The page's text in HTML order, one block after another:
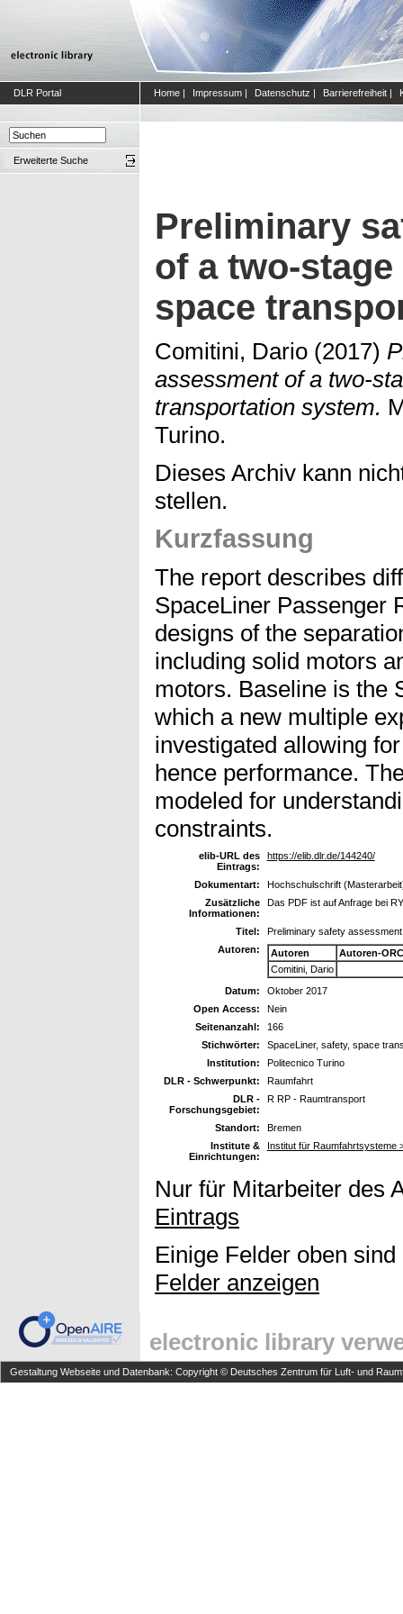
DLR Portal Home | Impressum | Datenschutz | Barrierefreiheit |
Erweiterte Suche
Preliminary
of a two-
space
Comitini, Dario (2017)
assessment of a two-
transportation system.
Turino.
Dieses Archiv kann
stellen.
Kurzfassung
The report describes
SpaceLiner Passenger
designs of the
including solid motors
motors. Baseline is the
which a new multiple
investigated allowing
hence performance.
modeled for
constraints.
elib-URL des
Eintrags:
https://elib.dlr.de/144240/
Dokumentart:
Hochschulschrift
Zusätzliche
Informationen:
Das PDF ist auf Anfrage bei
Titel:
Preliminary safety
Autoren:
Autoren
Autoren-
Comitini, Dario
Datum:
Oktober 2017
Open Access:
Nein
Seitenanzahl:
166
Stichwörter:
SpaceLiner, safety, space
Institution:
Politecnico Turino
DLR - Schwerpunkt:
Raumfahrt
DLR -
Forschungsgebiet:
R RP - Raumtransport
Standort:
Bremen
Institute &
Einrichtungen:
Institut für Raumfahrtsysteme
Nur für Mitarbeiter des
Eintrags
Einige Felder oben
Felder anzeigen
electronic library
Gestaltung Webseite und Datenbank: Copyright © Deutsches Zentrum für Luft- und